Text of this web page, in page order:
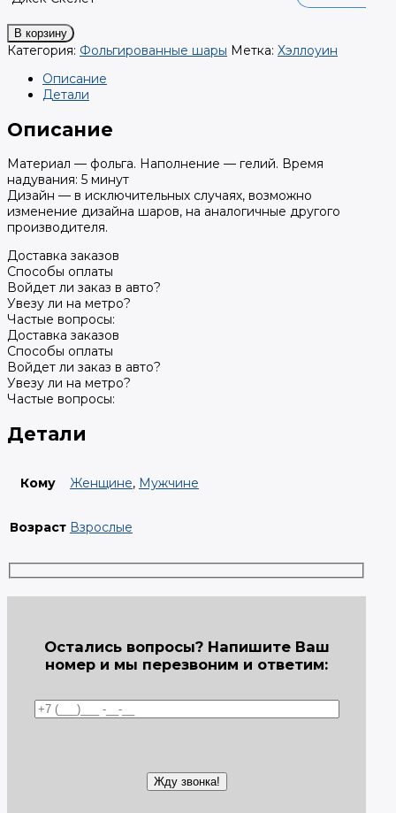
В корзину
Категория: Фольгированные шары Метка: Хэллоуин
Описание
Детали
Описание
Материал — фольга. Наполнение — гелий. Время
надувания: 5 минут
Дизайн — в исключительных случаях, возможно
изменение дизайна шаров, на аналогичные другого
производителя.
Доставка заказов
Способы оплаты
Войдет ли заказ в авто?
Увезу ли на метро?
Частые вопросы:
Доставка заказов
Способы оплаты
Войдет ли заказ в авто?
Увезу ли на метро?
Частые вопросы:
Детали
Кому Женщине, Мужчине
Возраст Взрослые
Остались вопросы? Напишите Ваш
номер и мы перезвоним и ответим: